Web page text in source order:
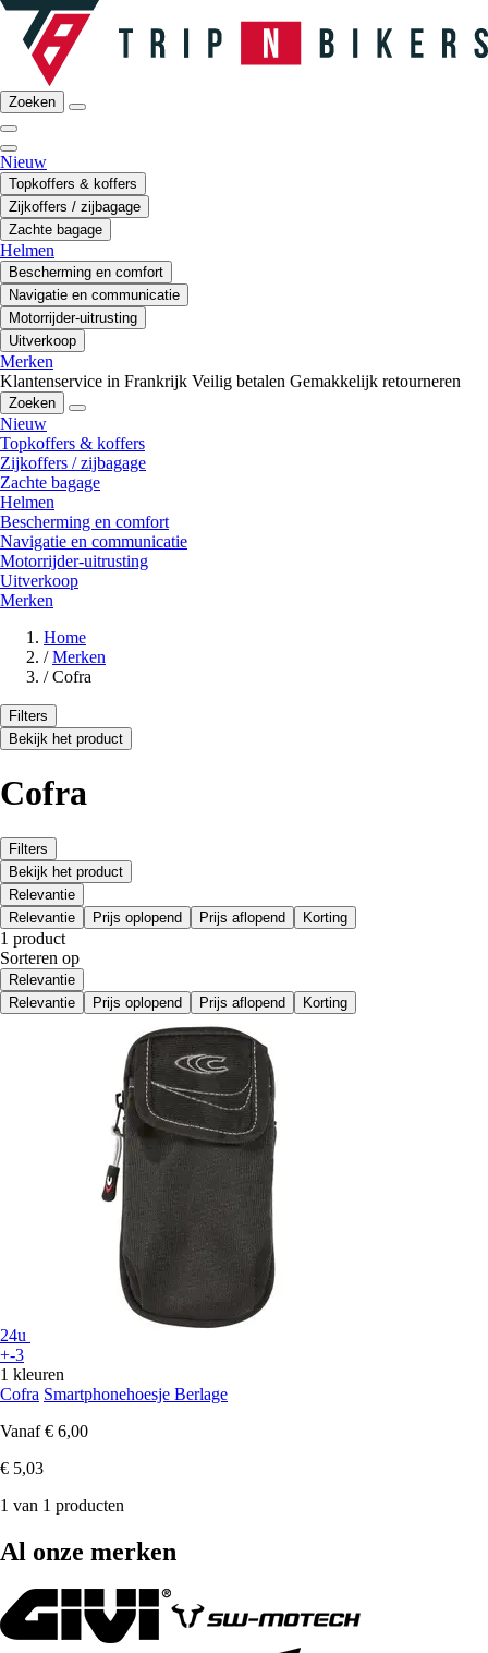
Zoeken
Nieuw
Topkoffers & koffers
Zijkoffers / zijbagage
Zachte bagage
Helmen
Bescherming en comfort
Navigatie en communicatie
Motorrijder-uitrusting
Uitverkoop
Merken
Klantenservice in Frankrijk Veilig betalen Gemakkelijk retourneren
Zoeken
Nieuw
Topkoffers & koffers
Zijkoffers / zijbagage
Zachte bagage
Helmen
Bescherming en comfort
Navigatie en communicatie
Motorrijder-uitrusting
Uitverkoop
Merken
Home
/ Merken
/ Cofra
Filters
Bekijk het product
Cofra
Filters
Bekijk het product
Relevantie
Relevantie
Prijs oplopend Prijs aflopend Korting
1 product
Sorteren op
Relevantie
Relevantie
Prijs oplopend Prijs aflopend Korting
24u
+-3
1 kleuren
Cofra Smartphonehoesje Berlage
Vanaf € 6,00
€ 5,03
1 van 1 producten
Al onze merken